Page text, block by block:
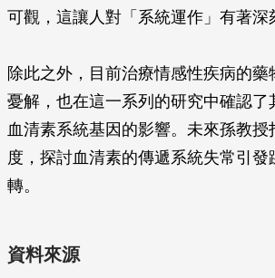
可觀，這讓人對「系統運作」有著深
除此之外，目前治療情感性疾病的藥
憂解，也在這一系列的研究中確認了
血清素系統基因的影響。未來孫教授
度，探討血清素的傳遞系統失常引發
轉。
資料來源